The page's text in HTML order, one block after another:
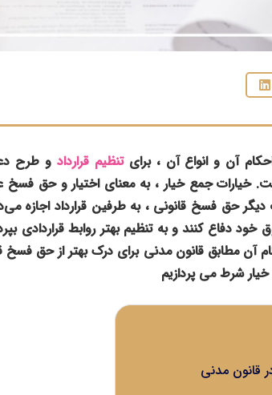
آن و انواع آن ، برایتنظیم قراردادو طرح
خیارات جمع خیار ، به معنای اختیار و حق
دیگر حق فسخ قانونی ، به طرفین قرارداد اجازه
دفاع کنند و به تنظیم بهتر روابط قراردادی
آن مطابق قانون مدنی برای درک بهتر از حق فسخ
شرط می پردازیم
قانون مدنی